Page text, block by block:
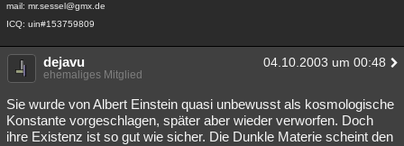
mail: mr.sessel@gmx.de
ICQ: uin#153759809
dejavu 04.10.2003 um 00:48
ehemaliges Mitglied
Sie wurde von Albert Einstein quasi unbewusst als kosmologische
Konstante vorgeschlagen, später aber wieder verworfen. Doch
ihre Existenz ist so gut wie sicher. Die Dunkle Materie scheint den